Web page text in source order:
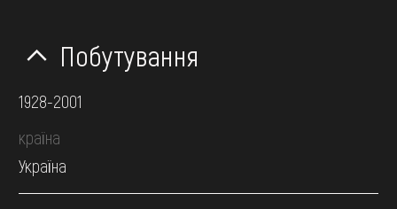
Побутування
1928-2001
країна
Україна